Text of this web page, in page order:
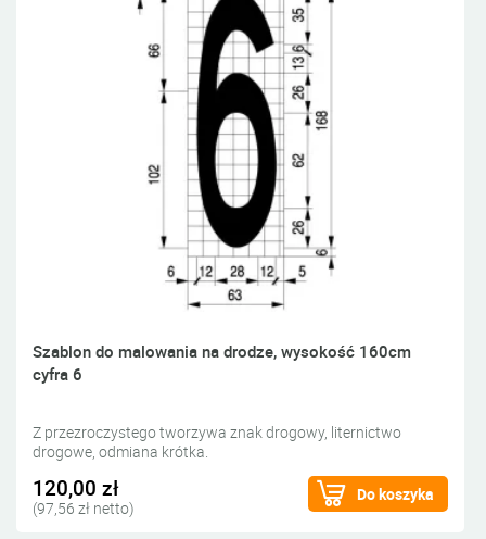
Szablon do malowania na drodze, wysokość 160cm
cyfra 6
Z przezroczystego tworzywa znak drogowy, liternictwo
drogowe, odmiana krótka.
120,00 zł
(97,56 zł netto)
Do koszyka